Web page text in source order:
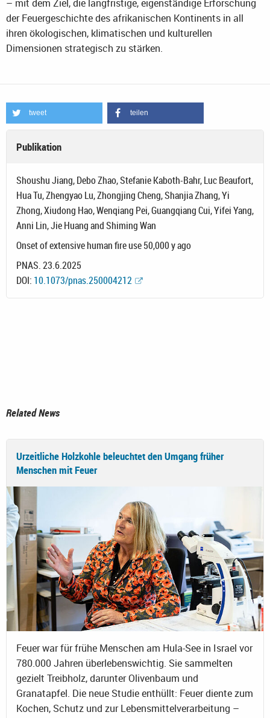
– mit dem Ziel, die langfristige, eigenständige Erforschung
der Feuergeschichte des afrikanischen Kontinents in all
ihren ökologischen, klimatischen und kulturellen
Dimensionen strategisch zu stärken.
tweet teilen
Publikation
Shoushu Jiang, Debo Zhao, Stefanie Kaboth-Bahr, Luc Beaufort,
Hua Tu, Zhengyao Lu, Zhongjing Cheng, Shanjia Zhang, Yi
Zhong, Xiudong Hao, Wenqiang Pei, Guangqiang Cui, Yifei Yang,
Anni Lin, Jie Huang and Shiming Wan
Onset of extensive human fire use 50,000 y ago
PNAS. 23.6.2025
DOI: 10.1073/pnas.250004212
Related News
Urzeitliche Holzkohle beleuchtet den Umgang früher
Menschen mit Feuer
Feuer war für frühe Menschen am Hula-See in Israel vor
780.000 Jahren überlebenswichtig. Sie sammelten
gezielt Treibholz, darunter Olivenbaum und
Granatapfel. Die neue Studie enthüllt: Feuer diente zum
Kochen, Schutz und zur Lebensmittelverarbeitung –